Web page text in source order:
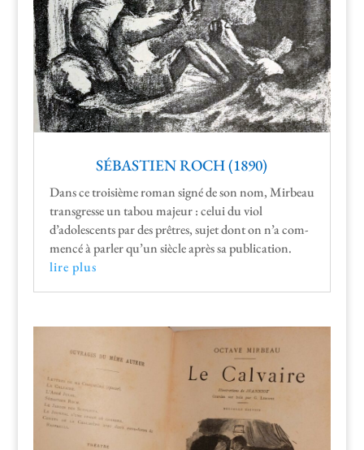
SÉBASTIEN ROCH (1890)
Dans ce troisième roman signé de son nom, Mir­beau
trans­gresse un tabou majeur : celui du viol
d’adolescents par des prêtres, sujet dont on n’a com­
mencé à par­ler qu’un siè­cle après sa publication.
lire plus